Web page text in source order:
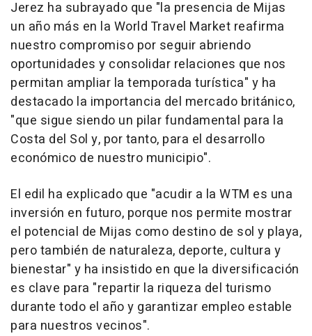
Jerez ha subrayado que "la presencia de Mijas
un año más en la World Travel Market reafirma
nuestro compromiso por seguir abriendo
oportunidades y consolidar relaciones que nos
permitan ampliar la temporada turística" y ha
destacado la importancia del mercado británico,
"que sigue siendo un pilar fundamental para la
Costa del Sol y, por tanto, para el desarrollo
económico de nuestro municipio".
El edil ha explicado que "acudir a la WTM es una
inversión en futuro, porque nos permite mostrar
el potencial de Mijas como destino de sol y playa,
pero también de naturaleza, deporte, cultura y
bienestar" y ha insistido en que la diversificación
es clave para "repartir la riqueza del turismo
durante todo el año y garantizar empleo estable
para nuestros vecinos".